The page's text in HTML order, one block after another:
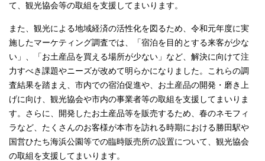
て、観光協会等の取組を支援してまいります。
また、観光による地域経済の活性化を図るため、令和元年度に実
施したマーケティング調査では、「宿泊を目的とする来客が少な
い」、「お土産品を買える場所が少ない」など、解決に向けて注
力すべき課題やニーズが改めて明らかになりました。これらの調
査結果を踏まえ、市内での宿泊促進や、お土産品の開発・磨き上
げに向け、観光協会や市内の事業者等の取組を支援してまいりま
す。さらに、開発したお土産品等を販売するため、春のネモフィ
ラなど、たくさんのお客様が本市を訪れる時期における勝田駅や
国営ひたち海浜公園等での臨時販売所の設置について、観光協会
の取組を支援してまいります。